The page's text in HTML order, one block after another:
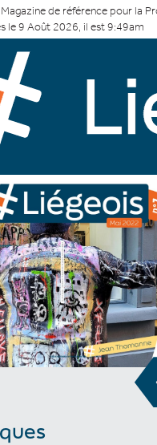
de référence pour la
le 9 Août 2026, il est 9:49am